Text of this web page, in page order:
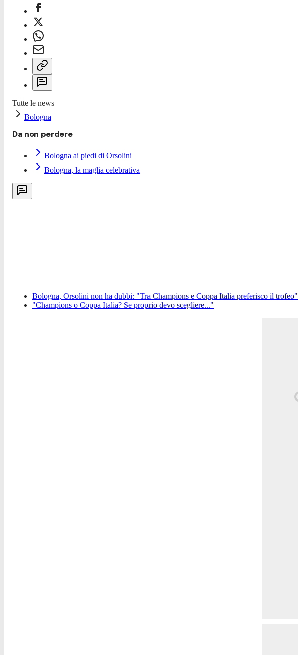
Tutte le news
Bologna
Da non perdere
Bologna ai piedi di Orsolini
Bologna, la maglia celebrativa
Bologna, Orsolini non ha dubbi: "Tra Champions e Coppa Italia preferisco il trofeo"
"Champions o Coppa Italia? Se proprio devo scegliere..."